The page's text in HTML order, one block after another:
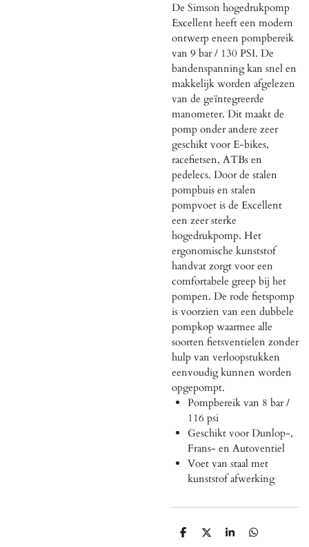
De Simson hogedrukpomp
Excellent heeft een modern
ontwerp eneen pompbereik
van 9 bar / 130 PSI. De
bandenspanning kan snel en
makkelijk worden afgelezen
van de geïntegreerde
manometer. Dit maakt de
pomp onder andere zeer
geschikt voor E-bikes,
racefietsen, ATBs en
pedelecs. Door de stalen
pompbuis en stalen
pompvoet is de Excellent
een zeer sterke
hogedrukpomp. Het
ergonomische kunststof
handvat zorgt voor een
comfortabele greep bij het
pompen. De rode fietspomp
is voorzien van een dubbele
pompkop waarmee alle
soorten fietsventielen zonder
hulp van verloopstukken
eenvoudig kunnen worden
opgepompt.
Pompbereik van 8 bar /
116 psi
Geschikt voor Dunlop-,
Frans- en Autoventiel
Voet van staal met
kunststof afwerking
D
D
S
D